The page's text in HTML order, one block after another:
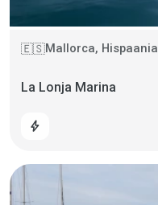
🇪🇸Mallorca, Hispaania
La Lonja Marina
bolt